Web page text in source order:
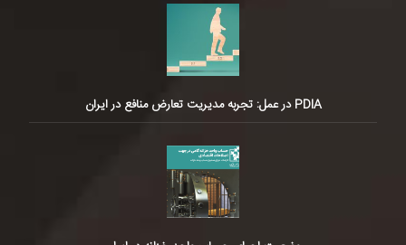
PDIA در عمل: تجربه مدیریت تعارض منافع در ایران